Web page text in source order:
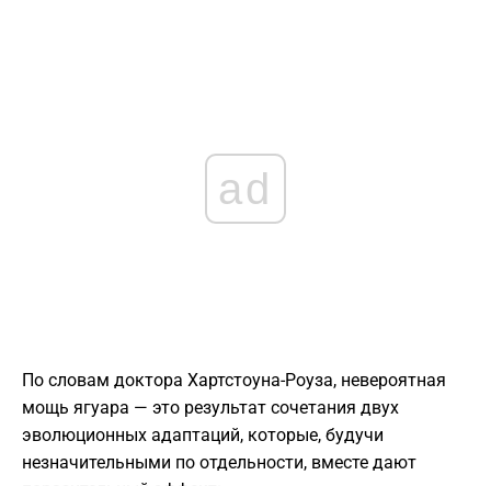
ad
​По словам доктора Хартстоуна-Роуза, невероятная
мощь ягуара — это результат сочетания двух
эволюционных адаптаций, которые, будучи
незначительными по отдельности, вместе дают